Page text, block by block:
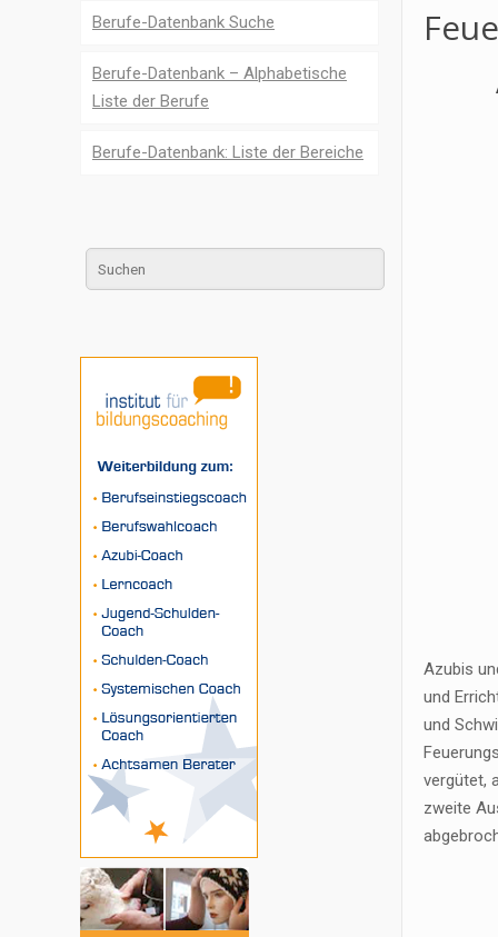
Azubis
und
und
vergütet,
zweite
Berufe-Datenbank Suche
Berufe-Datenbank – Alphabetische
Liste der Berufe
Berufe-Datenbank: Liste der Bereiche